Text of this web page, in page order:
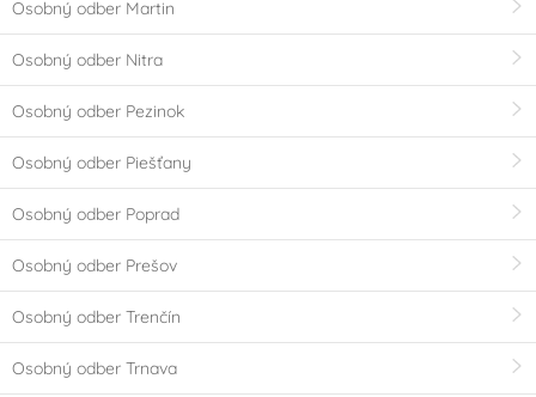
Osobný odber Martin
Osobný odber Nitra
Osobný odber Pezinok
Osobný odber Piešťany
Osobný odber Poprad
Osobný odber Prešov
Osobný odber Trenčín
Osobný odber Trnava